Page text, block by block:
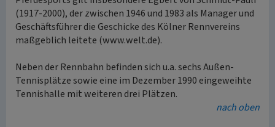
(1917-2000), der zwischen 1946 und 1983 als Manager und
Geschäftsführer die Geschicke des Kölner Rennvereins
maßgeblich leitete (www.welt.de).
Neben der Rennbahn befinden sich u.a. sechs Außen-
Tennisplätze sowie eine im Dezember 1990 eingeweihte
Tennishalle mit weiteren drei Plätzen.
nach oben